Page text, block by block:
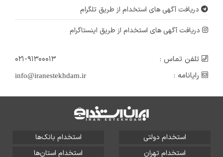
دریافت آگهی های استخدام از طریق تلگرام
دریافت آگهی های استخدام از طریق اینستاگرام
تلفن تماس :
۰۲۱-۹۱۳۰۰۰۱۳
رایانامه :
info@iranestekhdam.ir
استخدام دولتی
استخدام بانک‌ها
استخدام تهران
استخدام استان‌ها